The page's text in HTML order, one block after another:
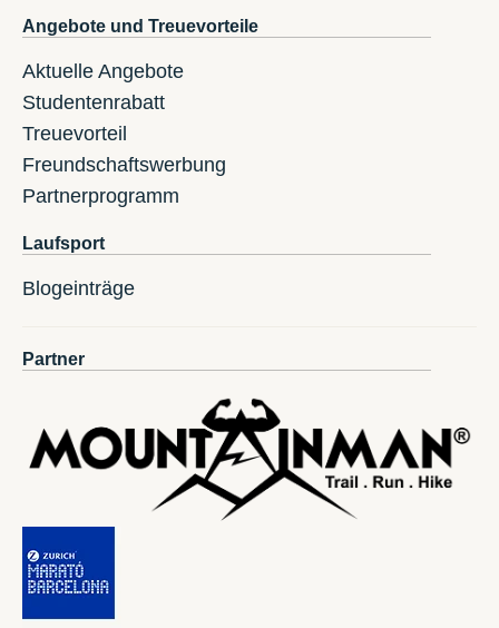
Angebote und Treuevorteile
Aktuelle Angebote
Studentenrabatt
Treuevorteil
Freundschaftswerbung
Partnerprogramm
Laufsport
Blogeinträge
Partner